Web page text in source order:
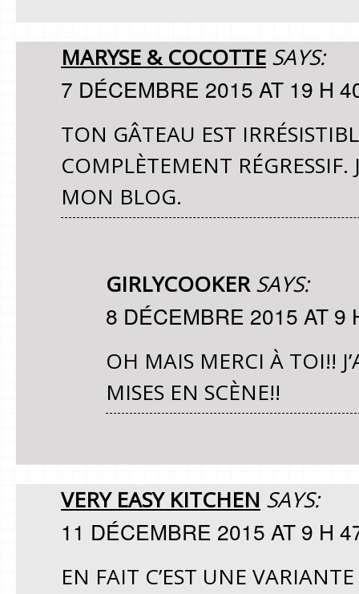
MARYSE & COCOTTE SAYS:
7 DÉCEMBRE 2015 AT 19 H
TON GÂTEAU EST
COMPLÈTEMENT
MON BLOG.
GIRLYCOOKER SAYS:
8 DÉCEMBRE 2015 AT 9
OH MAIS MERCI À TOI!!
MISES EN SCÈNE!!
VERY EASY KITCHEN SAYS:
11 DÉCEMBRE 2015 AT 9 H
EN FAIT C’EST UNE